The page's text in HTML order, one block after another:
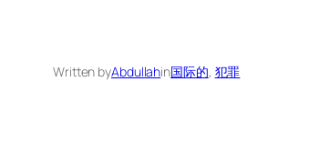
Written byAbdullahin国际的, 犯罪